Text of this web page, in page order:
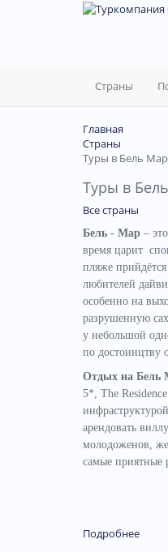
Страны
Главная
Страны
Туры в Бель Мар
Туры в
Все страны
Бель - Мар –
время царит
пляже
любителей
особенно на
разрушенную
у небольшой
по достоинцтву
Отдых на Бель
5*, The
арендовать
молодоженов,
самые приятные
Подробнее